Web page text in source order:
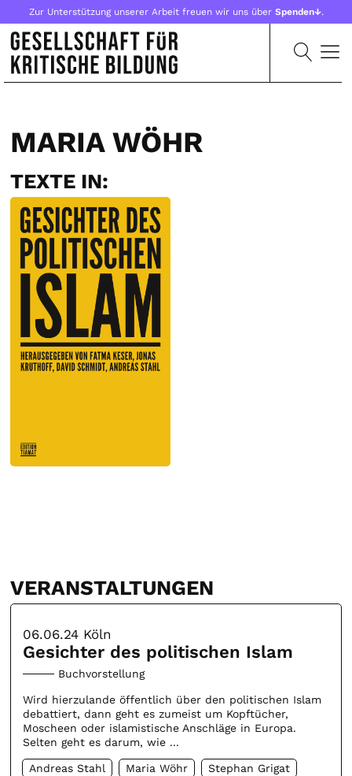
Zur Unterstützung unserer Arbeit freuen wir uns über Spenden↓.
MARIA WÖHR
TEXTE IN:
VERANSTALTUNGEN
06.06.24 Köln
Gesichter des politischen Islam
Buchvorstellung
Wird hierzulande öffentlich über den politischen Islam
debattiert, dann geht es zumeist um Kopftücher,
Moscheen oder islamistische Anschläge in Europa.
Selten geht es darum, wie ...
Andreas Stahl Maria Wöhr Stephan Grigat